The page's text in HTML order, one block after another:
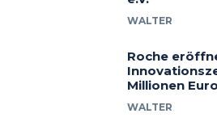
WALTER
Roche
Millionen
WALTER